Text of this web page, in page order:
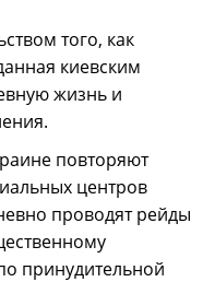
того, как
киевским
жизнь и
повторяют
центров
проводят рейды
принудительной